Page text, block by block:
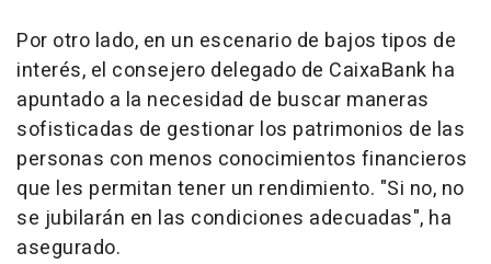
Por otro lado, en un escenario de bajos tipos de
interés, el consejero delegado de CaixaBank ha
apuntado a la necesidad de buscar maneras
sofisticadas de gestionar los patrimonios de las
personas con menos conocimientos financieros
que les permitan tener un rendimiento. "Si no, no
se jubilarán en las condiciones adecuadas", ha
asegurado.